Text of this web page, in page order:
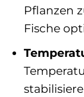
Pflanzen
Fische